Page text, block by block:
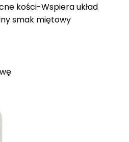
kości-Wspiera układ
smak miętowy